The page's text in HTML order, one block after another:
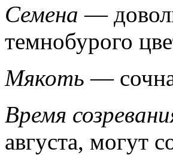
Семена—
темнобурого
Мякоть—
Время
августа, могут